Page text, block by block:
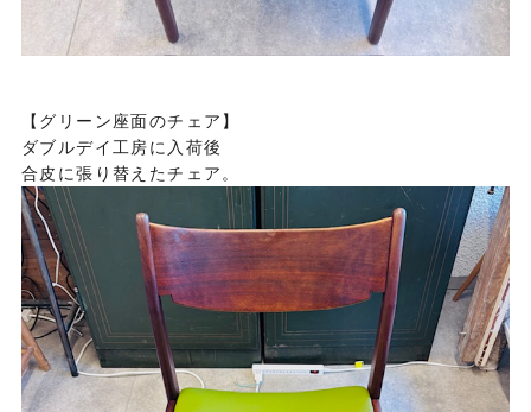
【グリーン座面のチェア】
ダブルデイ工房に入荷後
合皮に張り替えたチェア。